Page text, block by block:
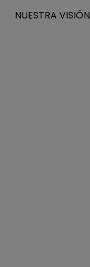
NUESTRA VISIÓN